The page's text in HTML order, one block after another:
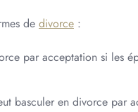
de divorce :
par acceptation si les
basculer en divorce par